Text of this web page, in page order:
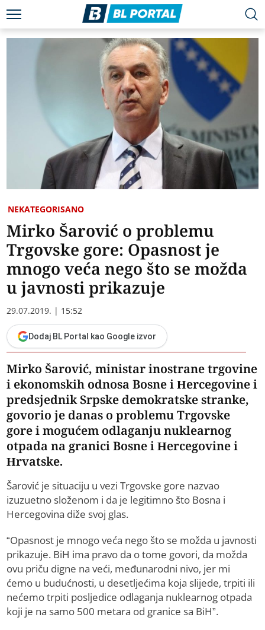
NEKATEGORISANO
Mirko Šarović o problemu
Trgovske gore: Opasnost je
mnogo veća nego što se možda
u javnosti prikazuje
29.07.2019. | 15:52
Dodaj BL Portal kao Google izvor
Mirko Šarović, ministar inostrane trgovine
i ekonomskih odnosa Bosne i Hercegovine i
predsjednik Srpske demokratske stranke,
govorio je danas o problemu Trgovske
gore i mogućem odlaganju nuklearnog
otpada na granici Bosne i Hercegovine i
Hrvatske.
Šarović je situaciju u vezi Trgovske gore nazvao
izuzuetno složenom i da je legitimno što Bosna i
Hercegovina diže svoj glas.
“Opasnost je mnogo veća nego što se možda u javnosti
prikazuje. BiH ima pravo da o tome govori, da možda
ovu priču digne na veći, međunarodni nivo, jer mi
ćemo u budućnosti, u desetljećima koja slijede, trpiti ili
nećemo trpiti posljedice odlaganja nuklearnog otpada
koji je na samo 500 metara od granice sa BiH”.